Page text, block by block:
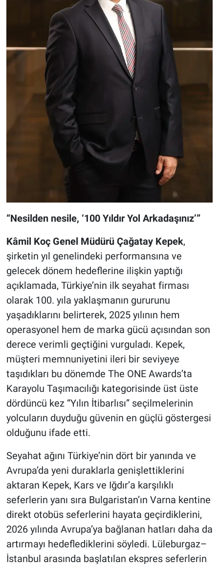
“Nesilden nesile, ‘100 Yıldır Yol Arkadaşınız’”
Kâmil Koç Genel Müdürü Çağatay Kepek,
şirketin yıl genelindeki performansına ve
gelecek dönem hedeflerine ilişkin yaptığı
açıklamada, Türkiye’nin ilk seyahat firması
olarak 100. yıla yaklaşmanın gururunu
yaşadıklarını belirterek, 2025 yılının hem
operasyonel hem de marka gücü açısından son
derece verimli geçtiğini vurguladı. Kepek,
müşteri memnuniyetini ileri bir seviyeye
taşıdıkları bu dönemde The ONE Awards’ta
Karayolu Taşımacılığı kategorisinde üst üste
dördüncü kez “Yılın İtibarlısı” seçilmelerinin
yolcuların duyduğu güvenin en güçlü göstergesi
olduğunu ifade etti.
Seyahat ağını Türkiye’nin dört bir yanında ve
Avrupa’da yeni duraklarla genişlettiklerini
aktaran Kepek, Kars ve Iğdır’a karşılıklı
seferlerin yanı sıra Bulgaristan’ın Varna kentine
direkt otobüs seferlerini hayata geçirdiklerini,
2026 yılında Avrupa’ya bağlanan hatları daha da
artırmayı hedeflediklerini söyledi. Lüleburgaz–
İstanbul arasında başlatılan ekspres seferlerin